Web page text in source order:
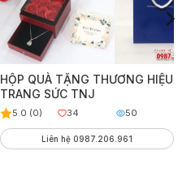
HỘP QUÀ TẶNG THƯƠNG HIỆU
TRANG SỨC TNJ
5.0 (0) 34 50
Liên hệ 0987.206.961